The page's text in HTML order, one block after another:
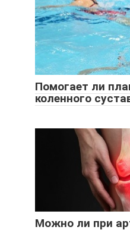
Помогает ли
коленного
Можно ли при